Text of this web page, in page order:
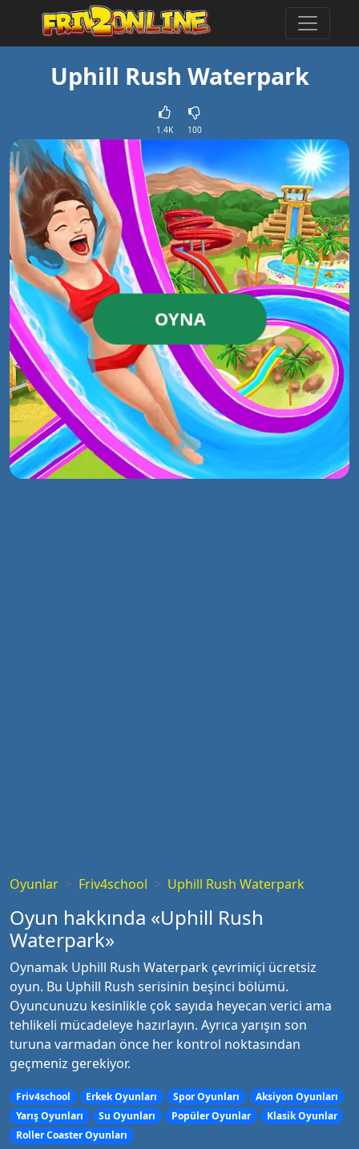
Uphill Rush Waterpark
1.4K 100
OYNA
Oyunlar Friv4school Uphill Rush Waterpark
Oyun hakkında «Uphill Rush
Waterpark»
Oynamak Uphill Rush Waterpark çevrimiçi ücretsiz
oyun. Bu Uphill Rush serisinin beşinci bölümü.
Oyuncunuzu kesinlikle çok sayıda heyecan verici ama
tehlikeli mücadeleye hazırlayın. Ayrıca yarışın son
turuna varmadan önce her kontrol noktasından
geçmeniz gerekiyor.
Friv4school Erkek Oyunları Spor Oyunları
Aksiyon Oyunları
Yarış Oyunları
Su Oyunları Popüler Oyunlar
Klasik Oyunlar
Roller Coaster Oyunları